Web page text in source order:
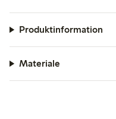
Produktinformation
Materiale